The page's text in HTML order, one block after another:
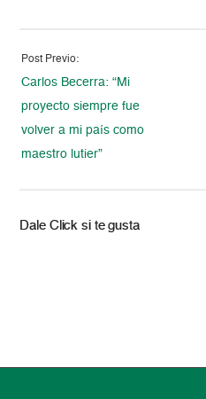
Post Previo:
Carlos Becerra: “Mi
proyecto siempre fue
volver a mi país como
maestro lutier”
Dale Click si te gusta